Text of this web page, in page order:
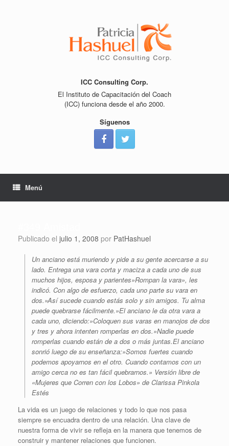
ICC Consulting Corp.
El Instituto de Capacitación del Coach
(ICC) funciona desde el año 2000.
Síguenos
Menú
Publicado el julio 1, 2008 por PatHashuel
Un anciano está muriendo y pide a su gente acercarse a su
lado. Entrega una vara corta y maciza a cada uno de sus
muchos hijos, esposa y parientes»Rompan la vara», les
indicó. Con algo de esfuerzo, cada uno parte su vara en
dos.»Así sucede cuando estás solo y sin amigos. Tu alma
puede quebrarse fácilmente.»El anciano le da otra vara a
cada uno, diciendo:»Coloquen sus varas en manojos de dos
y tres y ahora intenten romperlas en dos.»Nadie puede
romperlas cuando están de a dos o más juntas.El anciano
sonrió luego de su enseñanza:»Somos fuertes cuando
podemos apoyarnos en el otro. Cuando contamos con un
amigo cerca no es tan fácil quebrarnos.» Versión libre de
«Mujeres que Corren con los Lobos» de Clarissa Pinkola
Estés
La vida es un juego de relaciones y todo lo que nos pasa
siempre se encuadra dentro de una relación. Una clave de
nuestra forma de vivir se refleja en la manera que tenemos de
construir y mantener relaciones que funcionen.